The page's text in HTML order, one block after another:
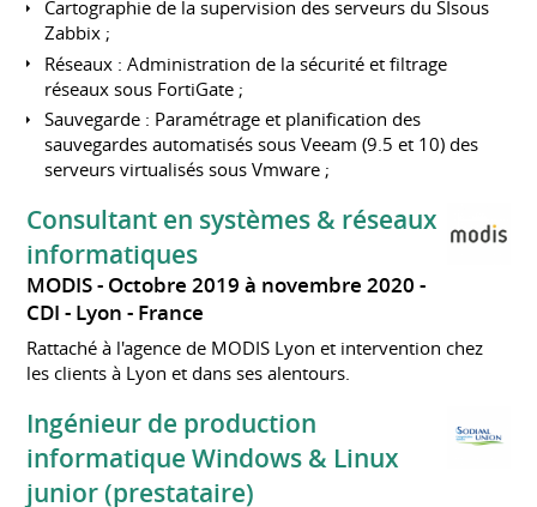
Cartographie de la supervision des serveurs du SIsous
Zabbix ;
Réseaux : Administration de la sécurité et filtrage
réseaux sous FortiGate ;
Sauvegarde : Paramétrage et planification des
sauvegardes automatisés sous Veeam (9.5 et 10) des
serveurs virtualisés sous Vmware ;
Consultant en systèmes & réseaux
informatiques
MODIS
Octobre 2019 à novembre 2020
CDI
Lyon France
Rattaché à l'agence de MODIS Lyon et intervention chez
les clients à Lyon et dans ses alentours.
Ingénieur de production
informatique Windows & Linux
junior (prestataire)